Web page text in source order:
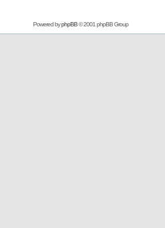
Powered byphpBB© 2001 phpBB Group